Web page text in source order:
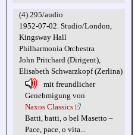
(4) 295/audio
1952-07-02. Studio/London,
Kingsway Hall
Philharmonia Orchestra
John Pritchard (Dirigent),
Elisabeth Schwarzkopf (Zerlina)
mit freundlicher
Genehmigung von
Naxos Classics
Batti, batti, o bel Masetto –
Pace, pace, o vita...